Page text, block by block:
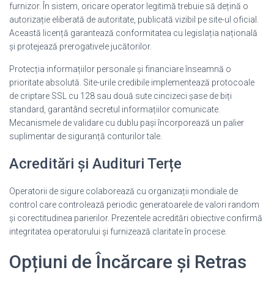
furnizor. În sistem, oricare operator legitimă trebuie să dețină o
autorizație eliberată de autoritate, publicată vizibil pe site-ul oficial.
Această licență garantează conformitatea cu legislația națională
și protejează prerogativele jucătorilor.
Protecția informațiilor personale și financiare înseamnă o
prioritate absolută. Site-urile credibile implementează protocoale
de criptare SSL cu 128 sau două sute cincizeci șase de biți
standard, garantând secretul informațiilor comunicate.
Mecanismele de validare cu dublu pași încorporează un palier
suplimentar de siguranță conturilor tale.
Acreditări și Audituri Terțe
Operatorii de sigure colaborează cu organizații mondiale de
control care controlează periodic generatoarele de valori random
și corectitudinea parierilor. Prezentele acreditări obiective confirmă
integritatea operatorului și furnizează claritate în procese.
Opțiuni de Încărcare și Retras